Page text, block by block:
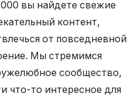
вы найдете свежие
контент,
от повседневной
Мы стремимся
сообщество,
что-то интересное для